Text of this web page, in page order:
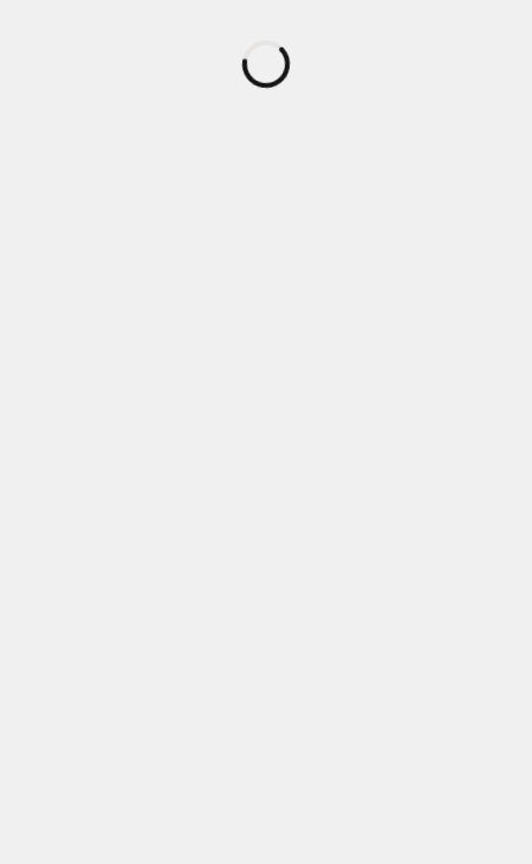
Wordt
geladen